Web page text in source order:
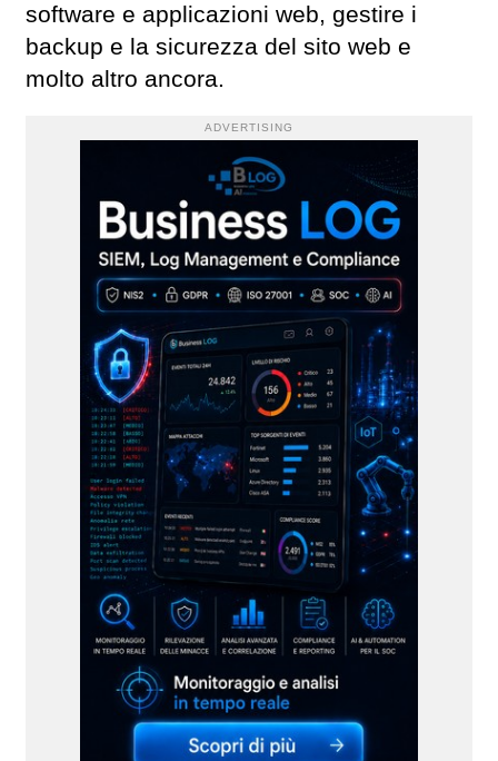
software e applicazioni web, gestire i
backup e la sicurezza del sito web e
molto altro ancora.
ADVERTISING